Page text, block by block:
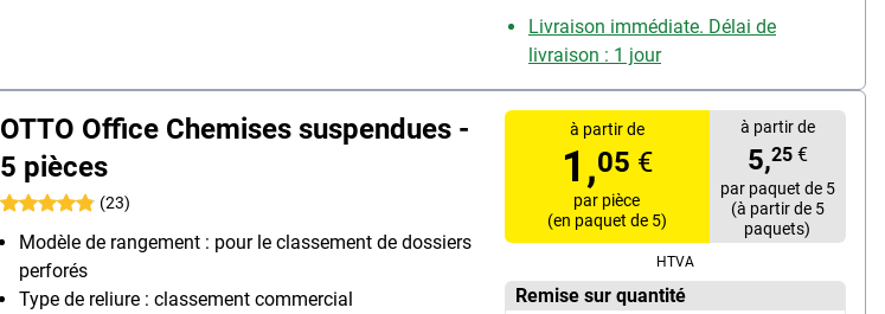
Livraison immédiate. Délai de
livraison : 1 jour
OTTO Office Chemises suspendues -
5 pièces
(23)
Modèle de rangement : pour le classement de dossiers
perforés
Type de reliure : classement commercial
à partir de
1,05 €
par pièce
(en paquet de 5)
à partir de
5,25 €
par paquet de 5
(à partir de 5
paquets)
HTVA
Remise sur quantité